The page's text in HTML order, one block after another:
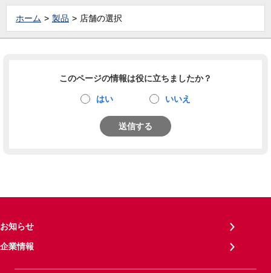
ホーム 製品 店舗の選択
このページの情報は役に立ちましたか？
はい いいえ
送信する
お知らせ
企業情報